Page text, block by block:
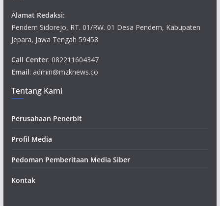
Alamat Redaksi:
Pendem Sidorejo, RT. 01/RW. 01 Desa Pendem, Kabupaten
Jepara, Jawa Tengah 59458
Call Center: 082211604347
Email: admin@mzknews.co
Tentang Kami
Perusahaan Penerbit
Profil Media
Pedoman Pemberitaan Media Siber
Kontak